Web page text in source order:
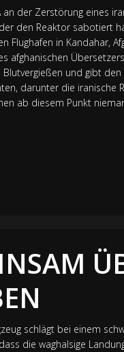
an der Zerstörung eines
den Reaktor sabotiert
Flughafen in Kandahar,
afghanischen
und gibt
darunter die iranische
ab diesem Punkt
schlägt bei einem
die waghalsige